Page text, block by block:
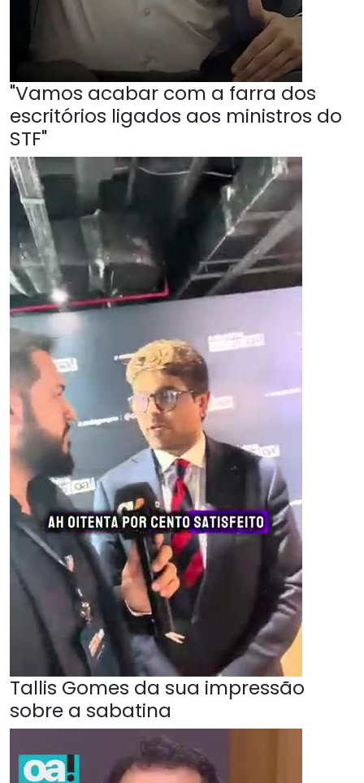
"Vamos acabar com a farra dos
escritórios ligados aos ministros do
STF"
Tallis Gomes da sua impressão
sobre a sabatina